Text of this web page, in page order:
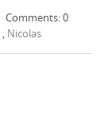
Comments: 0
, Nicolas